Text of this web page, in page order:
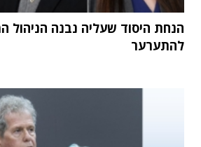
הנחת היסוד שעליה נבנה הניהול
להתערער